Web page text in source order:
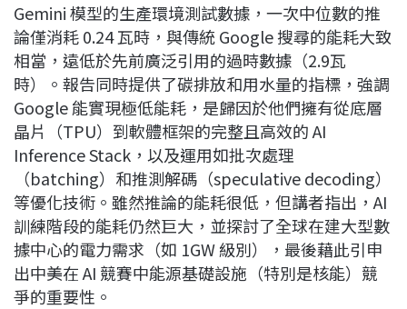
o
k
s
I
n
n
k
Gemini 模型的生產環境測試數據，一次中位數的推
論僅消耗 0.24 瓦時，與傳統 Google 搜尋的能耗大致
相當，遠低於先前廣泛引用的過時數據（2.9瓦
時）。報告同時提供了碳排放和用水量的指標，強調
Google 能實現極低能耗，是歸因於他們擁有從底層
晶片（TPU）到軟體框架的完整且高效的 AI
Inference Stack，以及運用如批次處理
（batching）和推測解碼（speculative decoding）
等優化技術。雖然推論的能耗很低，但講者指出，AI
訓練階段的能耗仍然巨大，並探討了全球在建大型數
據中心的電力需求（如 1GW 級別），最後藉此引申
出中美在 AI 競賽中能源基礎設施（特別是核能）競
爭的重要性。